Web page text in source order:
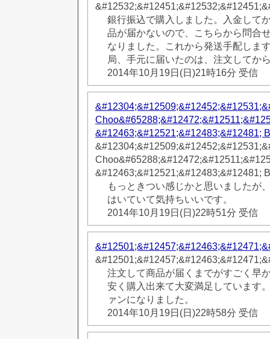
銀行振込で購入しました。入金して
品が届かないので、こちらから問合
なりました。これから発送手配しま
局、手元に届いたのは、注文してか
2014年10月19日(日)21時16分 受信
&#12463;&#12521;&#12483;&#12481;
&#12463;&#12521;&#12483;&#12481;
もっときつい感じかと思いましたが
はいていて気持ちいいです。
2014年10月19日(日)22時51分 受信
注文して商品が届くまでがすごく早
安く購入出来て大変満足しています
ァンになりました。
2014年10月19日(日)22時58分 受信